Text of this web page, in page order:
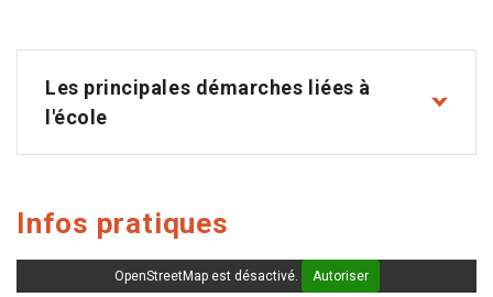
Les principales démarches liées à
l'école
Infos pratiques
OpenStreetMap est désactivé. Autoriser